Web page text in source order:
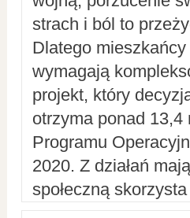
strach i ból to
Dlatego
wymagają
projekt, który
otrzyma ponad 13,4
Programu
2020. Z działań
społeczną